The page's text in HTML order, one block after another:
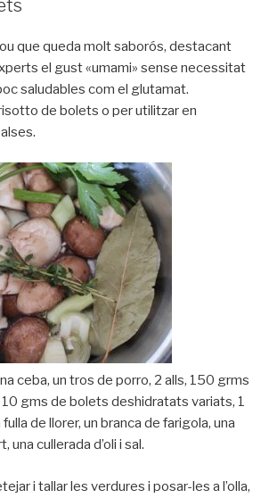
que queda molt saborós, destacant
el gust «umami» sense necessitat
saludables com el glutamat.
de bolets o per utilitzar en
ceba, un tros de porro, 2 alls, 150 grms
gms de bolets deshidratats variats, 1
fulla de llorer, un branca de farigola, una
una cullerada d’oli i sal.
i tallar les verdures i posar-les a l’olla,